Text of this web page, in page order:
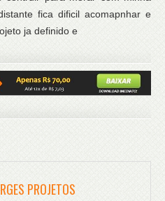
fica dificil acomapnhar e
ja definido e
PROJETOS